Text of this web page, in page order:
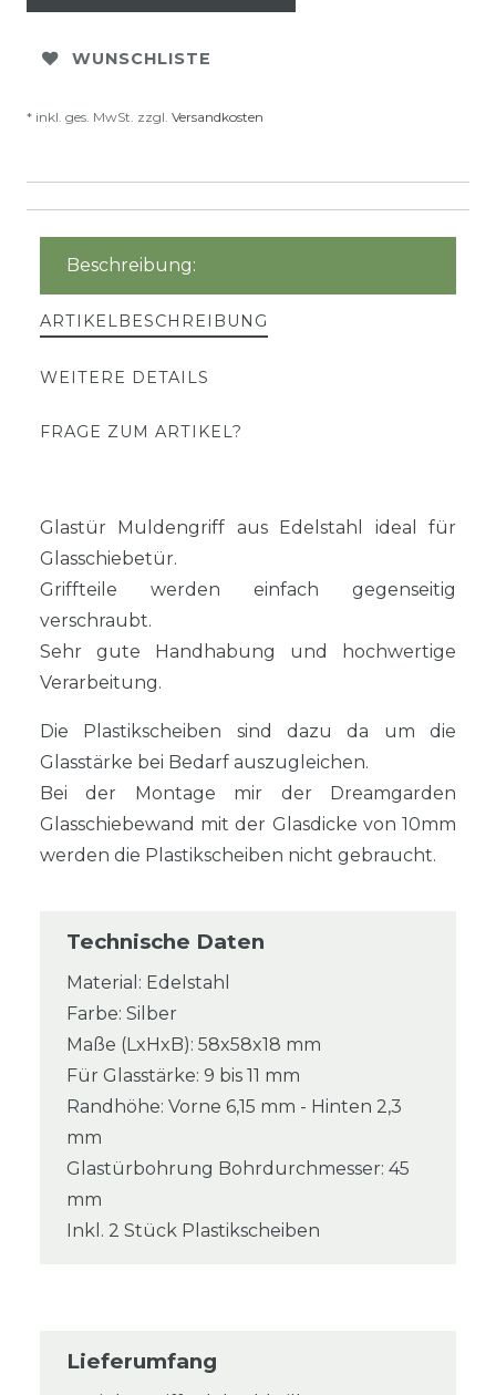
WUNSCHLISTE
* inkl. ges. MwSt. zzgl. Versandkosten
Beschreibung:
ARTIKELBESCHREIBUNG
WEITERE DETAILS
FRAGE ZUM ARTIKEL?
Glastür Muldengriff aus Edelstahl ideal für
Glasschiebetür.
Griffteile werden einfach gegenseitig
verschraubt.
Sehr gute Handhabung und hochwertige
Verarbeitung.
Die Plastikscheiben sind dazu da um die
Glasstärke bei Bedarf auszugleichen.
Bei der Montage mir der Dreamgarden
Glasschiebewand mit der Glasdicke von 10mm
werden die Plastikscheiben nicht gebraucht.
Technische Daten
Material: Edelstahl
Farbe: Silber
Maße (LxHxB): 58x58x18 mm
Für Glasstärke: 9 bis 11 mm
Randhöhe: Vorne 6,15 mm - Hinten 2,3
mm
Glastürbohrung Bohrdurchmesser: 45
mm
Inkl. 2 Stück Plastikscheiben
Lieferumfang